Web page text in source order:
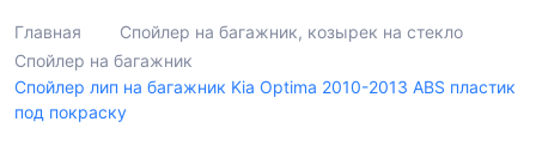
Главная
Спойлер на багажник, козырек на стекло
Спойлер на багажник
Спойлер лип на багажник Kia Optima 2010-2013 ABS пластик
под покраску